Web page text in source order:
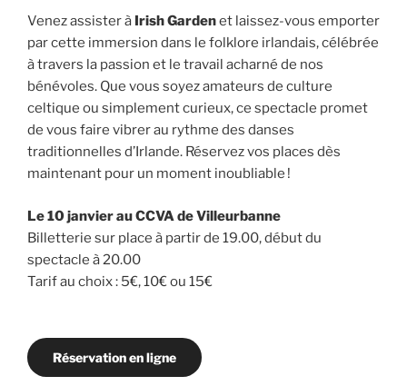
Venez assister à Irish Gardenet laissez-vous emporter
par cette immersion dans le folklore irlandais, célébrée
à travers la passion et le travail acharné de nos
bénévoles. Que vous soyez amateurs de culture
celtique ou simplement curieux, ce spectacle promet
de vous faire vibrer au rythme des danses
traditionnelles d’Irlande. Réservez vos places dès
maintenant pour un moment inoubliable !
Le 10 janvier au CCVA de Villeurbanne
Billetterie sur place à partir de 19.00, début du
spectacle à 20.00
Tarif au choix : 5€, 10€ ou 15€
Réservation en ligne